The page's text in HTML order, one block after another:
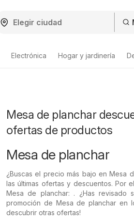
Electrónica Hogar y jardinería
Mesa de planchar
ofertas de productos
Mesa de planchar
¿Buscas el precio más bajo en Mesa
las últimas ofertas y descuentos. Por
Mesa de planchar: . ¿Has revisado
promoción de Mesa de planchar en
descubrir otras ofertas!